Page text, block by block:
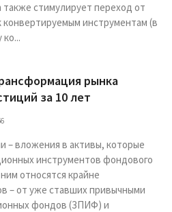
также стимулирует переход от
инструментам (в
рынка
за 10 лет
– вложения в активы, которые
инструментов фондового
относятся крайне
– от уже ставших привычными
фондов (ЗПИФ) и